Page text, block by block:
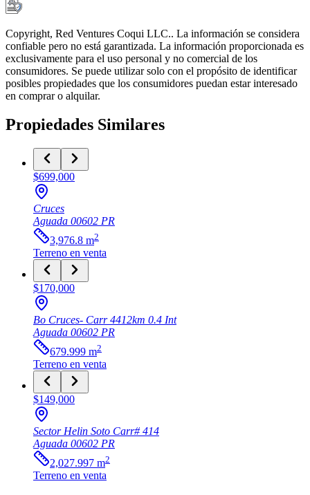
Copyright, Red Ventures Coqui LLC.. La información se considera
confiable pero no está garantizada. La información proporcionada es
exclusivamente para el uso personal y no comercial de los
consumidores. Se puede utilizar solo con el propósito de identificar
posibles propiedades que los consumidores puedan estar interesado
en comprar o alquilar.
Propiedades Similares
$699,000
Cruces
Aguada 00602 PR
3,976.8 m2
Terreno en venta
$170,000
Bo Cruces- Carr 4412km 0.4 Int
Aguada 00602 PR
679.999 m2
Terreno en venta
$149,000
Sector Helin Soto Carr# 414
Aguada 00602 PR
2,027.997 m2
Terreno en venta